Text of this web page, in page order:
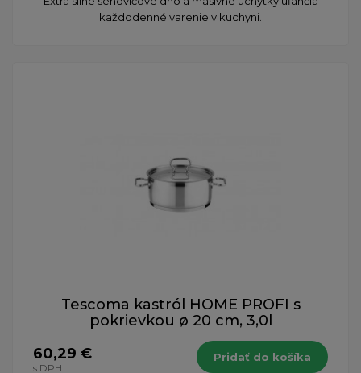
každodenné varenie v kuchyni.
Tescoma kastról HOME PROFI s
pokrievkou ø 20 cm, 3,0l
60,29 €
s DPH
Pridať do košíka